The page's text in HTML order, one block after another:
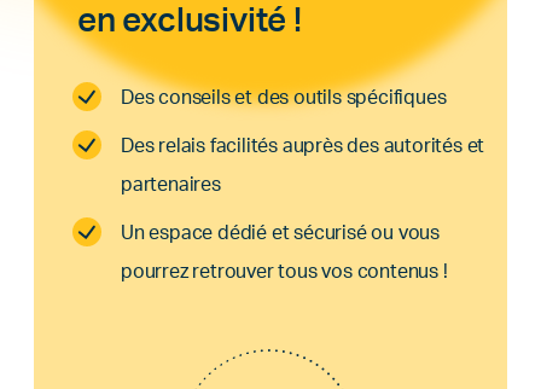
en exclusivité !
Des conseils et des outils spécifiques
Des relais facilités auprès des autorités et
partenaires
Un espace dédié et sécurisé ou vous
pourrez retrouver tous vos contenus !